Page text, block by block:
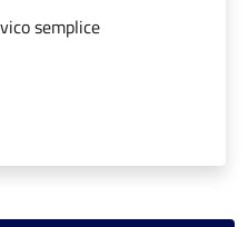
semplice